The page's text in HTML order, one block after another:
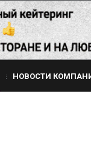
НОВОСТИ